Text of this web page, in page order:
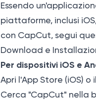
Essendo
piattaforme, inclusi
con CapCut, segui
Download e
Per dispositivi iOS e
Apri l'App Store (iOS)
Cerca "CapCut" nella